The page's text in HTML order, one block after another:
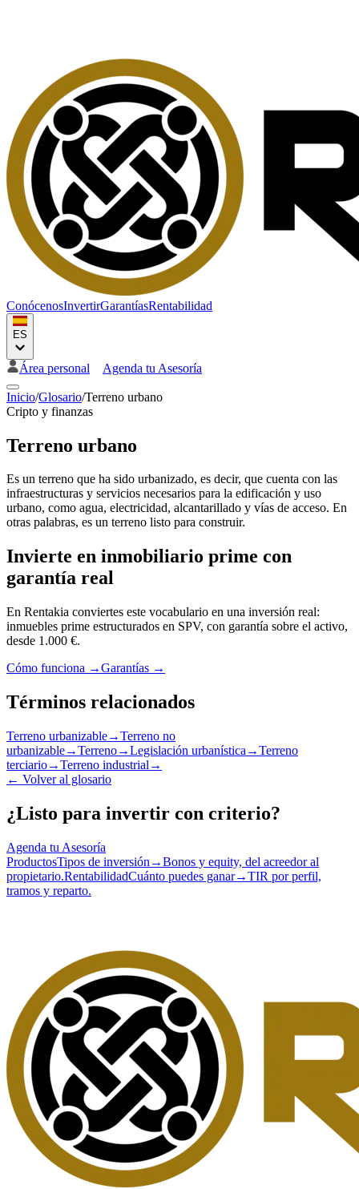
ConócenosInvertirGarantíasRentabilidad
ES
Área personal Agenda tu Asesoría
Inicio/Glosario/Terreno urbano
Cripto y finanzas
Terreno urbano
Es un terreno que ha sido urbanizado, es decir, que cuenta con las
infraestructuras y servicios necesarios para la edificación y uso
urbano, como agua, electricidad, alcantarillado y vías de acceso. En
otras palabras, es un terreno listo para construir.
Invierte en inmobiliario prime con
garantía real
En Rentakia conviertes este vocabulario en una inversión real:
inmuebles prime estructurados en SPV, con garantía sobre el activo,
desde 1.000 €.
Cómo funciona →Garantías →
Términos relacionados
Terreno urbanizable→Terreno no
urbanizable→Terreno→Legislación urbanística →Terreno
terciario→Terreno industrial →
← Volver al glosario
¿Listo para invertir con criterio?
Agenda tu Asesoría
ProductosTipos de inversión →Bonos y equity, del acreedor al
propietario.RentabilidadCuánto puedes ganar→TIR por perfil,
tramos y reparto.